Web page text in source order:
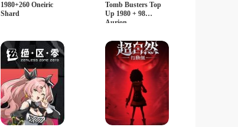
1980+260 Oneiric
Shard
Tomb Busters Top
Up 1980 + 98
Aurion